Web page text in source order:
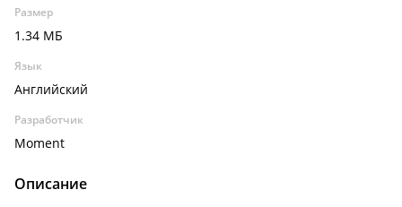
Размер
1.34 МБ
Язык
Английский
Разработчик
Moment
Описание